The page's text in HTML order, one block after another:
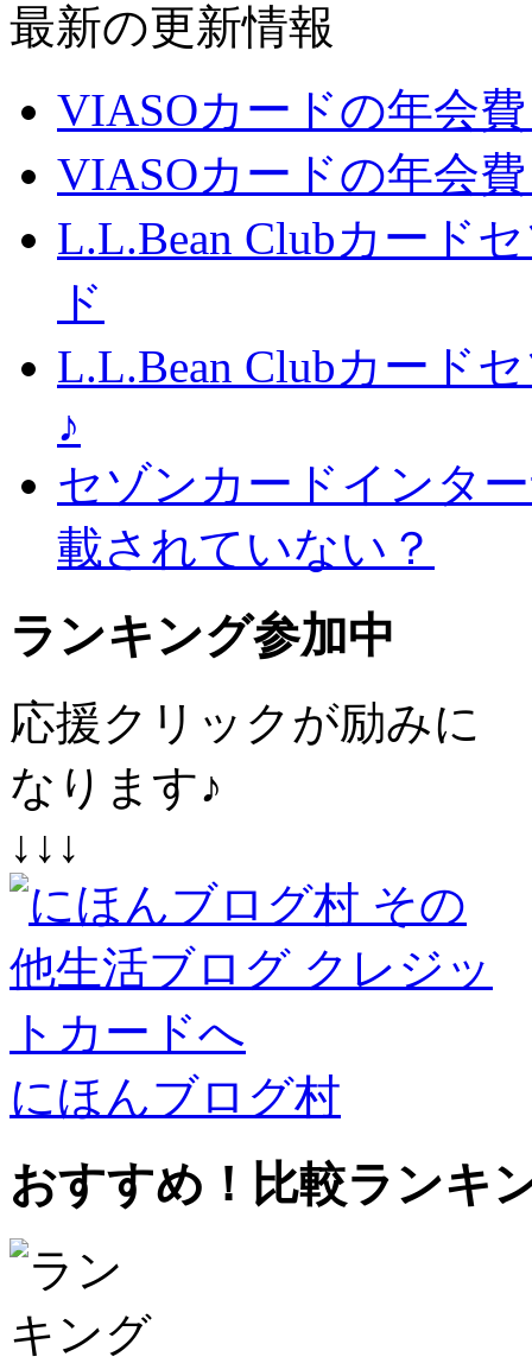
最新の更新情報
VIASOカードの年会
VIASOカードの年会
L.L.Bean Clubカード
ド
L.L.Bean Clubカード
♪
セゾンカードインタ
載されていない？
ランキング参加中
応援クリックが励みに
なります♪
↓↓↓
にほんブログ村
おすすめ！比較ランキ